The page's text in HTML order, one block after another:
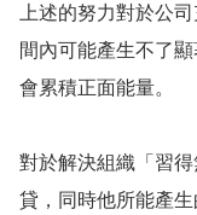
上述的努力對於公
間內可能產生不了
會累積正面能量。
對於解決組織「習
貸，同時他所能產